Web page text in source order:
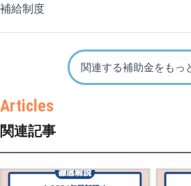
補給制度
関連する補助金をもっ
関連記事